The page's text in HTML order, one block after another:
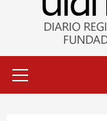
primario